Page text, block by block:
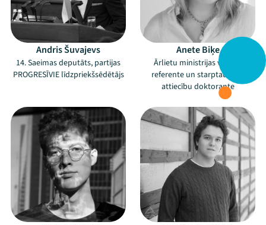
Andris Šuvajevs
14. Saeimas deputāts, partijas
PROGRESĪVIE līdzpriekšsēdētājs
Anete Biķe
Ārlietu ministrijas vecākā
referente un starptautisko
attiecību doktorante